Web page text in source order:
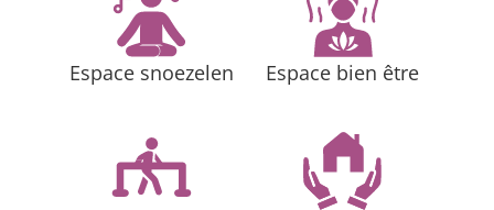
Espace snoezelen Espace bien être